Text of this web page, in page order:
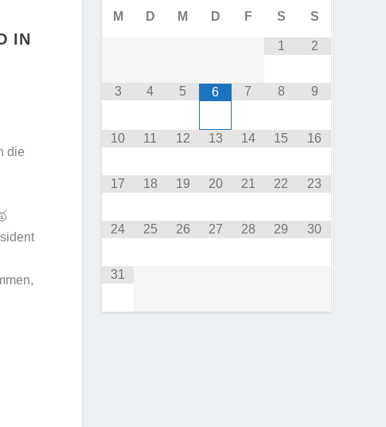
IN
die
M D M D F S S
1 2
3 4 5 6 7 8 9
10 11 12 13 14 15 16
17 18 19 20 21 22 23
24 25 26 27 28 29 30
31